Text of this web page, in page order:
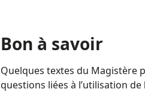
Bon à savoir
Quelques textes du Magistère
questions liées à l’utilisation de